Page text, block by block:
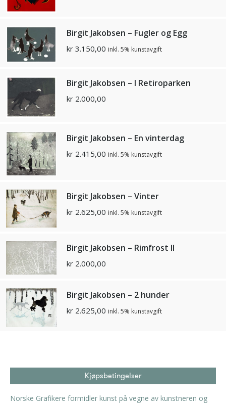
Birgit Jakobsen – Fugler og Egg
kr 3.150,00 inkl. 5% kunstavgift
Birgit Jakobsen – I Retiroparken
kr 2.000,00
Birgit Jakobsen – En vinterdag
kr 2.415,00 inkl. 5% kunstavgift
Birgit Jakobsen – Vinter
kr 2.625,00 inkl. 5% kunstavgift
Birgit Jakobsen – Rimfrost II
kr 2.000,00
Birgit Jakobsen – 2 hunder
kr 2.625,00 inkl. 5% kunstavgift
Kjøpsbetingelser
Norske Grafikere formidler kunst på vegne av kunstneren og